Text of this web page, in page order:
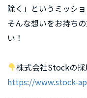
除く」というミッシ
そんな想いをお持ち
い！
株式会社Stockの採
https://www.stock-